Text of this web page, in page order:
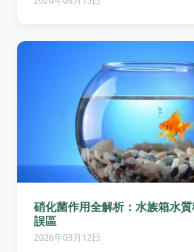
硝化菌作用全解析：水族箱水
誤區
2026年03月12日